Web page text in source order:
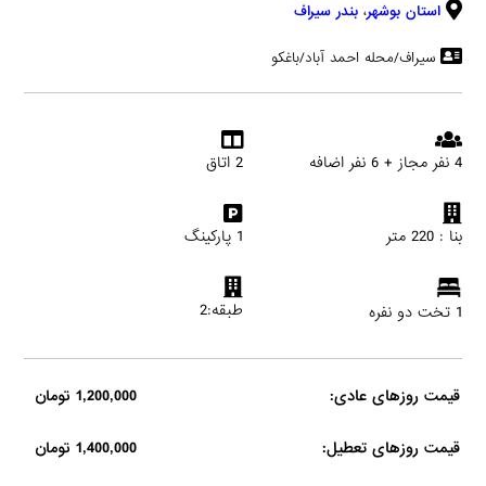
استان بوشهر، بندر سیراف
سیراف/محله احمد آباد/باغکو
4 نفر مجاز + 6 نفر اضافه 2 اتاق
بنا : 220 متر 1 پارکینگ
1 تخت دو نفره طبقه:2
قیمت روزهای عادی: 1,200,000 تومان
قیمت روزهای تعطیل: 1,400,000 تومان